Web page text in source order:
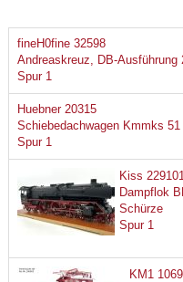
fineH0fine 32598
Andreaskreuz, DB-Ausführung
Spur 1
Huebner 20315
Schiebedachwagen Kmmks
Spur 1
Kiss 229101
Dampflok
Schürze
Spur 1
KM1